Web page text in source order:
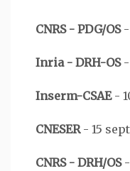
CNRS - PDG/OS-
Inria - DRH-OS-
Inserm-CSAE-
CNESER- 15
CNRS - DRH/OS-